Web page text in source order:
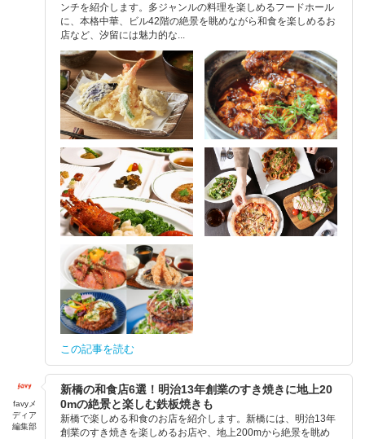
ンチを紹介します。多ジャンルの料理を楽しめるフードホール
に、本格中華、ビル42階の絶景を眺めながら和食を楽しめるお
店など、汐留には魅力的な...
この記事を読む
favyメ
ディア
編集部
新橋の和食店6選！明治13年創業のすき焼きに地上20
0mの絶景と楽しむ鉄板焼きも
新橋で楽しめる和食のお店を紹介します。新橋には、明治13年
創業のすき焼きを楽しめるお店や、地上200mから絶景を眺め